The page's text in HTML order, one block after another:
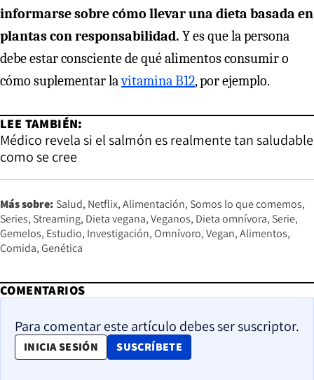
informarse sobre cómo llevar una dieta basada en
plantas con responsabilidad. Y es que la persona
debe estar consciente de qué alimentos consumir o
cómo suplementar lavitamina B12, por ejemplo.
LEE TAMBIÉN:
Médico revela si el salmón es realmente tan saludable
como se cree
Más sobre: Salud Netflix Alimentación Somos lo que comemos
Series Streaming Dieta vegana Veganos Dieta omnívora Serie
Gemelos Estudio Investigación Omnívoro Vegan Alimentos
Comida Genética
COMENTARIOS
Para comentar este artículo debes ser suscriptor.
INICIA SESIÓN SUSCRÍBETE
OPENS IN NEW WINDOW